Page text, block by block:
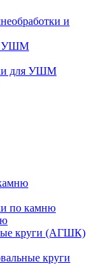
и
УШМ
для УШМ
по камню
круги (АГШК)
круги